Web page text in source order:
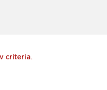
criteria.